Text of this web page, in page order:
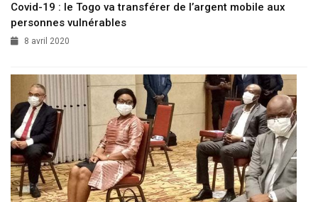
Covid-19 : le Togo va transférer de l’argent mobile aux
personnes vulnérables
8 avril 2020